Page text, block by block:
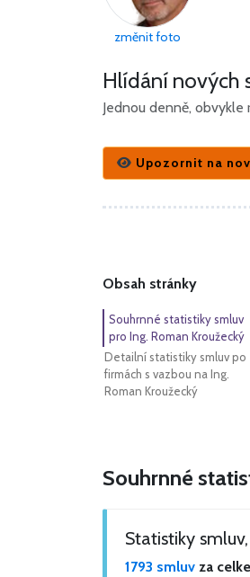
změnit foto
Hlídání nových
Jednou denně,
Upozornit na
Obsah stránky
Souhrnné statistiky smluv
pro Ing. Roman Kroužecký
Detailní statistiky smluv po
firmách s vazbou na Ing.
Roman Kroužecký
Souhrnné
Statistiky
1793 smluv za